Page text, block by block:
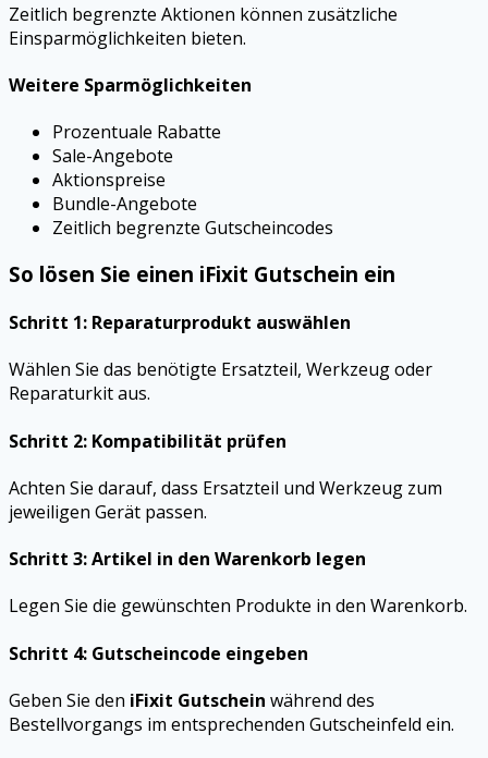
Zeitlich begrenzte Aktionen können zusätzliche
Einsparmöglichkeiten bieten.
Weitere Sparmöglichkeiten
Prozentuale Rabatte
Sale-Angebote
Aktionspreise
Bundle-Angebote
Zeitlich begrenzte Gutscheincodes
So lösen Sie einen iFixit Gutschein ein
Schritt 1: Reparaturprodukt auswählen
Wählen Sie das benötigte Ersatzteil, Werkzeug oder
Reparaturkit aus.
Schritt 2: Kompatibilität prüfen
Achten Sie darauf, dass Ersatzteil und Werkzeug zum
jeweiligen Gerät passen.
Schritt 3: Artikel in den Warenkorb legen
Legen Sie die gewünschten Produkte in den Warenkorb.
Schritt 4: Gutscheincode eingeben
Geben Sie den iFixit Gutschein während des
Bestellvorgangs im entsprechenden Gutscheinfeld ein.